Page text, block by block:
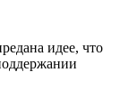
идее, что